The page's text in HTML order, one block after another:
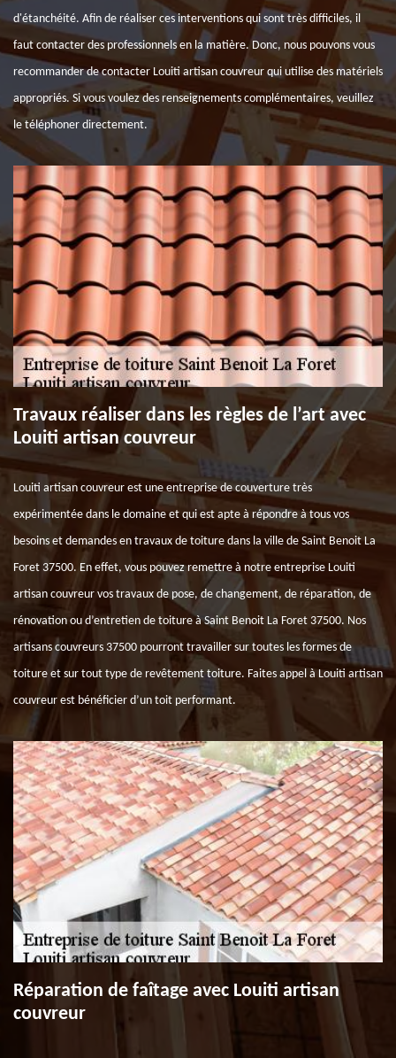
d'étanchéité. Afin de réaliser ces interventions qui sont très difficiles, il
faut contacter des professionnels en la matière. Donc, nous pouvons vous
recommander de contacter Louiti artisan couvreur qui utilise des matériels
appropriés. Si vous voulez des renseignements complémentaires, veuillez
le téléphoner directement.
Travaux réaliser dans les règles de l’art avec
Louiti artisan couvreur
Louiti artisan couvreur est une entreprise de couverture très
expérimentée dans le domaine et qui est apte à répondre à tous vos
besoins et demandes en travaux de toiture dans la ville de Saint Benoit La
Foret 37500. En effet, vous pouvez remettre à notre entreprise Louiti
artisan couvreur vos travaux de pose, de changement, de réparation, de
rénovation ou d’entretien de toiture à Saint Benoit La Foret 37500. Nos
artisans couvreurs 37500 pourront travailler sur toutes les formes de
toiture et sur tout type de revêtement toiture. Faites appel à Louiti artisan
couvreur est bénéficier d’un toit performant.
Réparation de faîtage avec Louiti artisan
couvreur